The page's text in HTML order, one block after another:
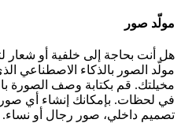
مولّد صور
هل أنت بحاجة إلى خلفية أو شعار
مولّد الصور بالذكاء الاصطناعي
مخيلتك. قم بكتابة وصف الصورة
في لحظات. بإمكانك إنشاء أي
تصميم داخلي، صور رجال أو نساء.